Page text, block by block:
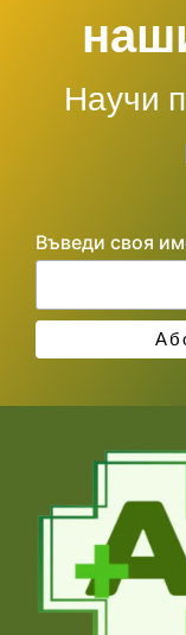
Научи
Въведи своя